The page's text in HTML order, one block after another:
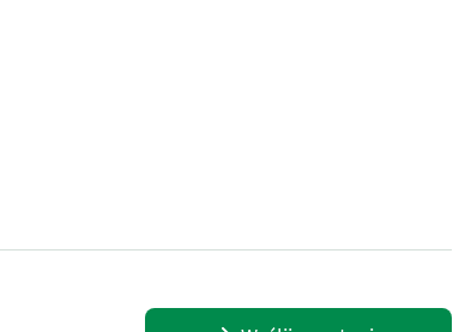
hochwertigen Konsolen aus dem Baujahr 2025